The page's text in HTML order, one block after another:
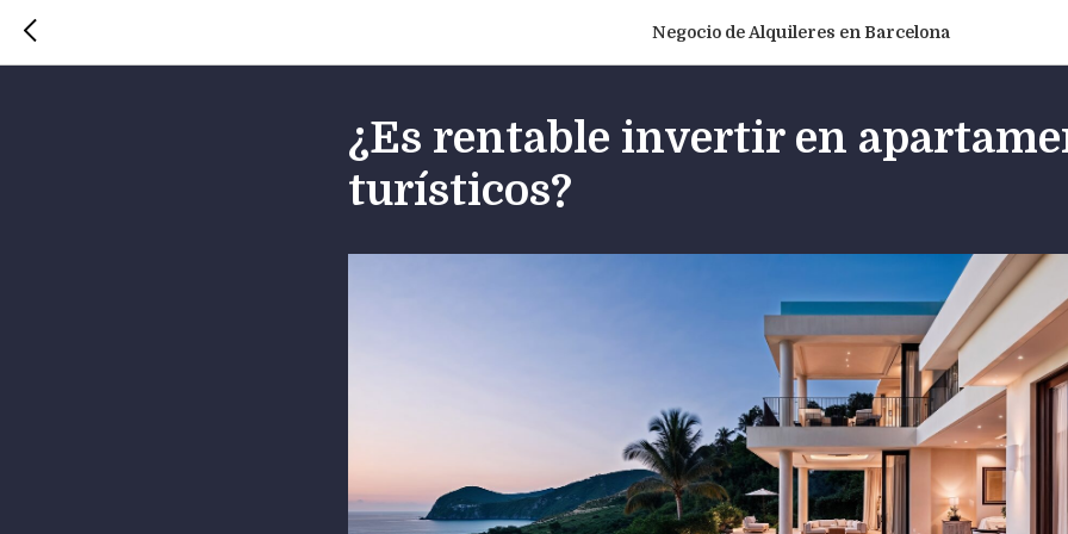
Negocio de Alquileres en Barcelona
¿Es rentable invertir en
turísticos?